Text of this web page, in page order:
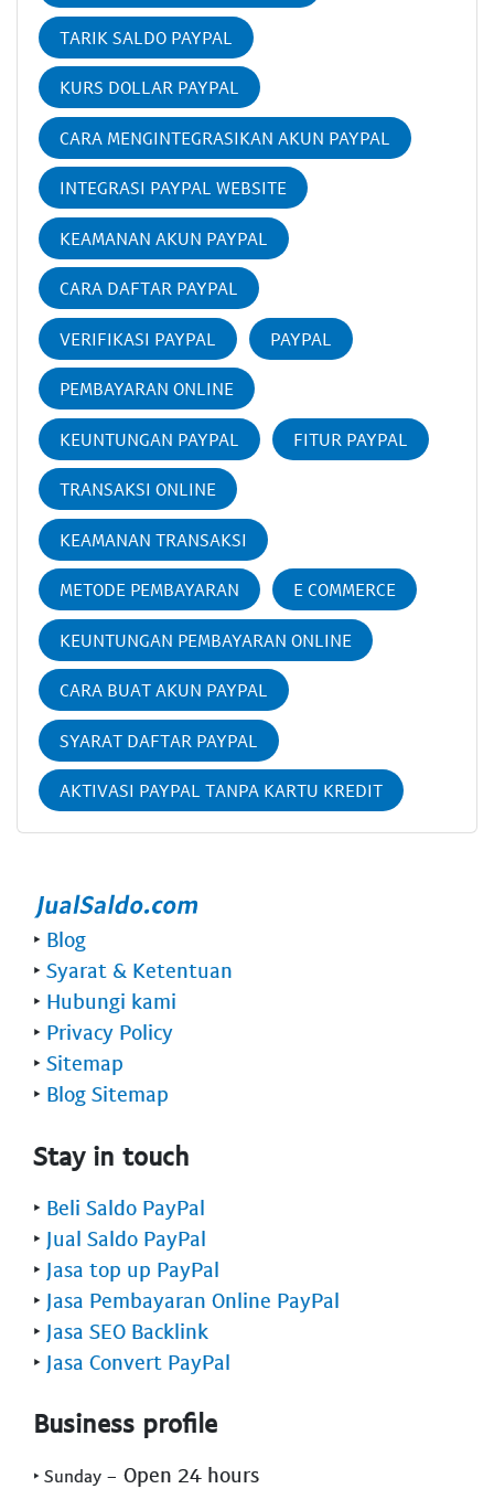
TARIK SALDO PAYPAL
KURS DOLLAR PAYPAL
CARA MENGINTEGRASIKAN AKUN PAYPAL
INTEGRASI PAYPAL WEBSITE
KEAMANAN AKUN PAYPAL
CARA DAFTAR PAYPAL
VERIFIKASI PAYPAL PAYPAL
PEMBAYARAN ONLINE
KEUNTUNGAN PAYPAL FITUR PAYPAL
TRANSAKSI ONLINE
KEAMANAN TRANSAKSI
METODE PEMBAYARAN E COMMERCE
KEUNTUNGAN PEMBAYARAN ONLINE
CARA BUAT AKUN PAYPAL
SYARAT DAFTAR PAYPAL
AKTIVASI PAYPAL TANPA KARTU KREDIT
‣ Blog
‣ Syarat & Ketentuan
‣ Hubungi kami
‣ Privacy Policy
‣ Sitemap
‣ Blog Sitemap
Stay in touch
‣ Beli Saldo PayPal
‣ Jual Saldo PayPal
‣ Jasa top up PayPal
‣ Jasa Pembayaran Online PayPal
‣ Jasa SEO Backlink
‣ Jasa Convert PayPal
Business profile
‣ Sunday - Open 24 hours